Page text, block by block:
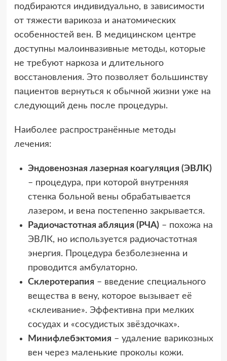
подбираются индивидуально, в зависимости
от тяжести варикоза и анатомических
особенностей вен. В медицинском центре
доступны малоинвазивные методы, которые
не требуют наркоза и длительного
восстановления. Это позволяет большинству
пациентов вернуться к обычной жизни уже на
следующий день после процедуры.
Наиболее распространённые методы
лечения:
Эндовенозная лазерная коагуляция (ЭВЛК)
– процедура, при которой внутренняя
стенка больной вены обрабатывается
лазером, и вена постепенно закрывается.
Радиочастотная абляция (РЧА)– похожа на
ЭВЛК, но используется радиочастотная
энергия. Процедура безболезненна и
проводится амбулаторно.
Склеротерапия – введение специального
вещества в вену, которое вызывает её
«склеивание». Эффективна при мелких
сосудах и «сосудистых звёздочках».
Минифлебэктомия – удаление варикозных
вен через маленькие проколы кожи.